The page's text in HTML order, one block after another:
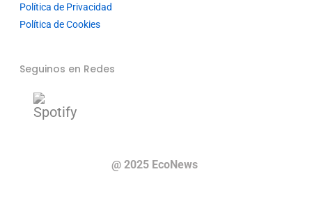
Política de Privacidad
Política de Cookies
Seguinos en Redes
@ 2025 EcoNews